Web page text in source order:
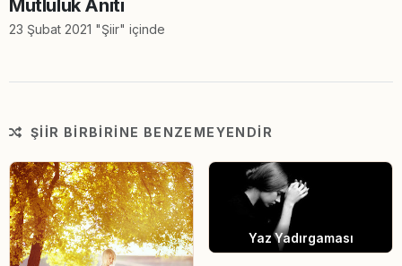
Mutluluk Anıtı
23 Şubat 2021 "Şiir" içinde
ŞIIR BIRBIRINE BENZEMEYENDIR
Yaz Yadırgaması